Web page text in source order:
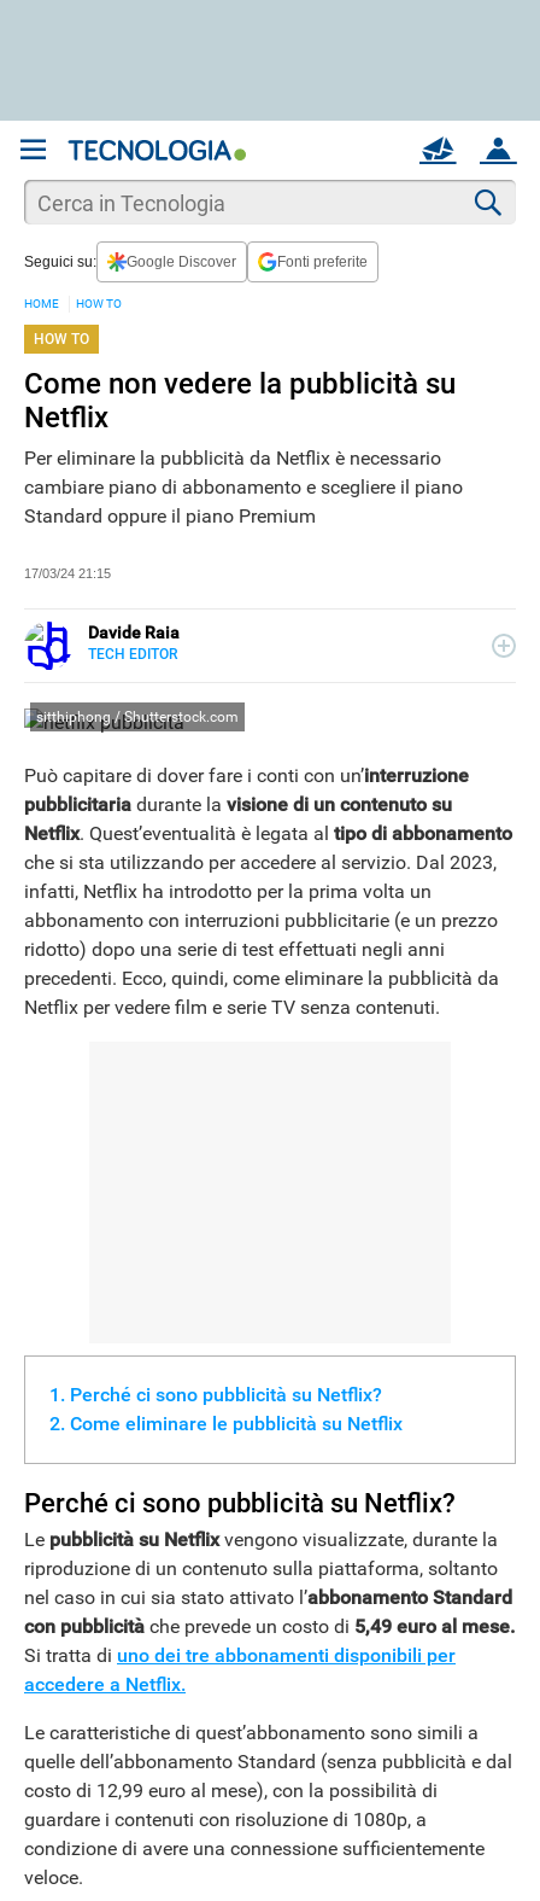
ACCOUNT
MAIL
Seguici su: Google Discover Fonti preferite
HOME HOW TO
HOW TO
Come non vedere la pubblicità su
Netflix
Per eliminare la pubblicità da Netflix è necessario
cambiare piano di abbonamento e scegliere il piano
Standard oppure il piano Premium
17/03/24 21:15
Davide Raia
TECH EDITOR
in tutte le sue forme. Appassionato di viaggi, vive tra
sitthiphong / Shutterstock.com
Può capitare di dover fare i conti con un’interruzione
pubblicitaria durante la visione di un contenuto su
Netflix. Quest’eventualità è legata al tipo di abbonamento
che si sta utilizzando per accedere al servizio. Dal 2023,
infatti, Netflix ha introdotto per la prima volta un
abbonamento con interruzioni pubblicitarie (e un prezzo
ridotto) dopo una serie di test effettuati negli anni
precedenti. Ecco, quindi, come eliminare la pubblicità da
Netflix per vedere film e serie TV senza contenuti.
Perché ci sono pubblicità su Netflix?
Come eliminare le pubblicità su Netflix
Perché ci sono pubblicità su Netflix?
Le pubblicità su Netflixvengono visualizzate, durante la
riproduzione di un contenuto sulla piattaforma, soltanto
nel caso in cui sia stato attivato l’abbonamento Standard
con pubblicità che prevede un costo di 5,49 euro al mese.
Si tratta di uno dei tre abbonamenti disponibili per
accedere a Netflix.
Le caratteristiche di quest’abbonamento sono simili a
quelle dell’abbonamento Standard (senza pubblicità e dal
costo di 12,99 euro al mese), con la possibilità di
guardare i contenuti con risoluzione di 1080p, a
condizione di avere una connessione sufficientemente
veloce.